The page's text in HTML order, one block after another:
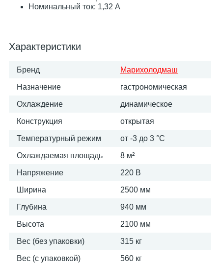
Номинальный ток: 1,32 А
Характеристики
Бренд Марихолодмаш
Назначение гастрономическая
Охлаждение динамическое
Конструкция открытая
Температурный режим от -3 до 3 °C
Охлаждаемая площадь 8 м²
Напряжение 220 В
Ширина 2500 мм
Глубина 940 мм
Высота 2100 мм
Вес (без упаковки) 315 кг
Вес (с упаковкой) 560 кг